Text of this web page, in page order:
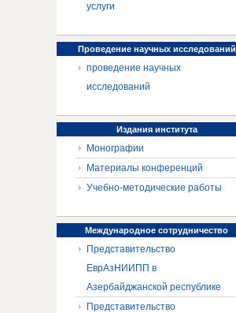
услуги
Проведениенаучных исследований
проведение научных
исследований
Изданияинститута
Монографии
Материалы конференций
Учебно-методические работы
Международное сотрудничество
Представительство
ЕврАзНИИПП в
Азербайджанской республике
Представительство